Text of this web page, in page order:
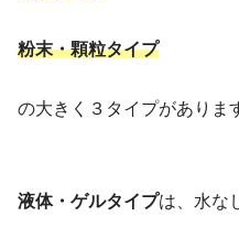
粉末・顆粒タイプ
の大きく３タイプがありま
液体・ゲルタイプは、水な